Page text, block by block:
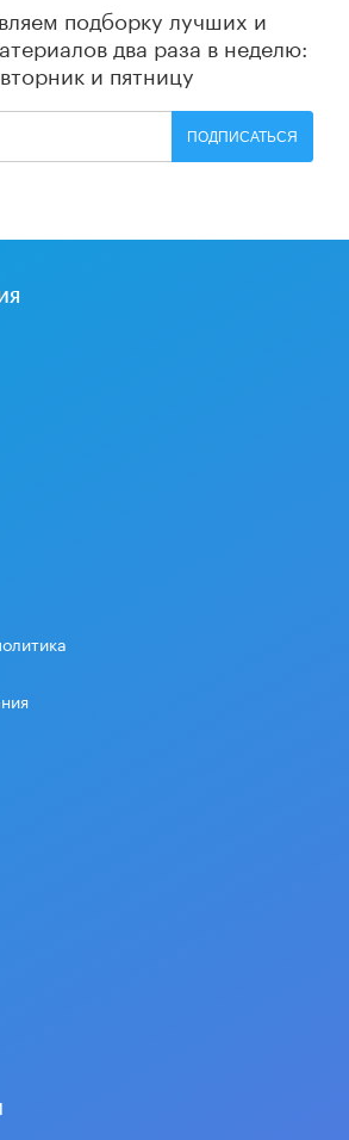
подборку лучших и
два раза в неделю:
и пятницу
ПОДПИСАТЬСЯ